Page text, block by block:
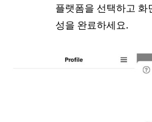
플랫폼을 선택하고 화
성을 완료하세요.